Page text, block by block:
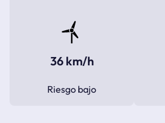
36 km/h
Riesgo bajo